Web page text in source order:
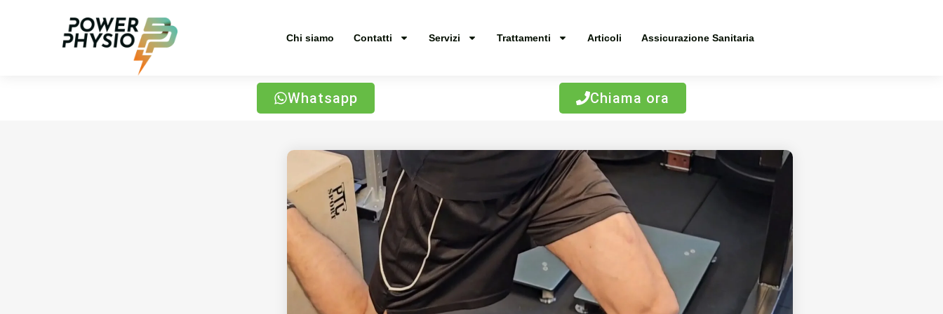
Chi siamo Contatti Servizi Trattamenti Articoli Assicurazione Sanitaria
Chiama ora
Whatsapp